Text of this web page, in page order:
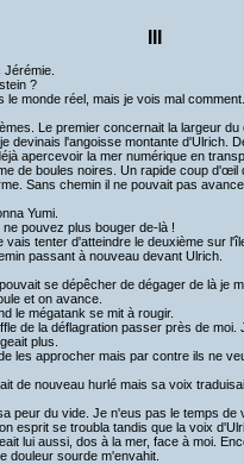
?
monde réel, mais je vois mal
Le premier concernait la largeur
devinais l'angoisse montante d'Ulrich.
apercevoir la mer numérique en
de boules noires. Un rapide coup
Sans chemin il ne pouvait pas
Yumi.
pouvez plus bouger de-là !
tenter d'atteindre le deuxième sur
passant à nouveau devant Ulrich.
se dépêcher de dégager de là je
et on avance.
le mégatank se mit à rougir.
de la déflagration passer près de moi.
plus.
les approcher mais par contre ils ne
de nouveau hurlé mais sa voix
peur du vide. Je n'eus pas le temps
esprit se troubla tandis que la voix
lui aussi, dos à la mer, face à moi.
douleur sourde m'envahit.